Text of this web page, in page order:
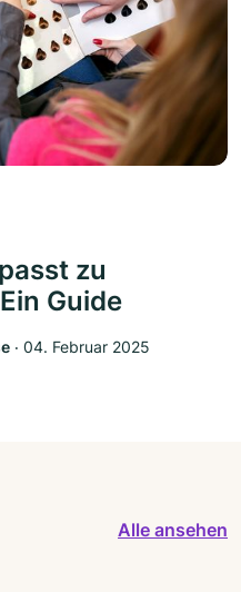
zu
Guide
‧ 04. Februar 2025
Alle ansehen